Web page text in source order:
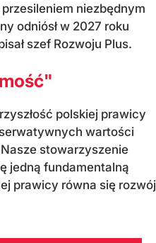
niezbędnym
odniósł w 2027 roku
szef Rozwoju Plus.
polskiej prawicy
wartości
stowarzyszenie
jedną fundamentalną
prawicy równa się rozwój